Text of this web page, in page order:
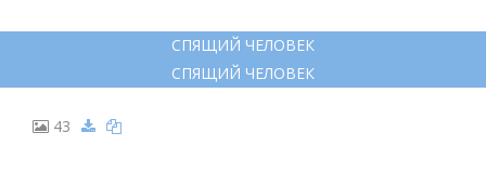
СПЯЩИЙ ЧЕЛОВЕК
СПЯЩИЙ ЧЕЛОВЕК
43